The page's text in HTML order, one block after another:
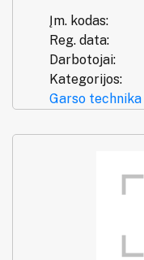
Įm. kodas:
Reg. data:
Darbotojai:
Kategorijos:
Garso technika